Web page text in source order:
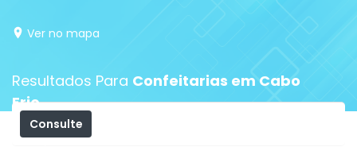
Ver no mapa
Resultados Para Confeitarias em Cabo
Frio
Consulte